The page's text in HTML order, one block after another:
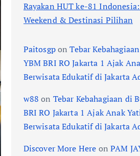
Rayakan HUT ke-81
Weekend & Destinasi Pilihan
PaitosgponTebar
YBM BRI RO Jakarta 1 Ajak
Berwisata Edukatif di Jakarta
w88 on Tebar Kebahagiaan di
BRI RO Jakarta 1 Ajak Anak
Berwisata Edukatif di Jakarta
Discover More Here onPAM